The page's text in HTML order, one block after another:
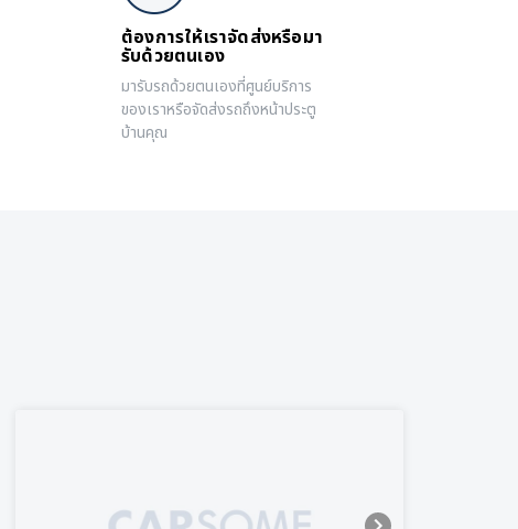
ต้องการให้เราจัดส่งหรือมา
รับด้วยตนเอง
มารับรถด้วยตนเองที่ศูนย์บริการ
ของเราหรือจัดส่งรถถึงหน้าประตู
บ้านคุณ